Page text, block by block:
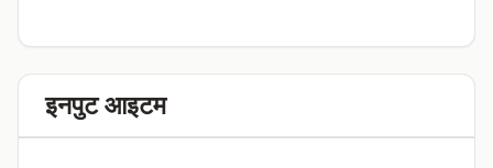
इनपुट आइटम